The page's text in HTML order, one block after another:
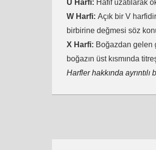
Û Harfi: Hafif uzatılarak
W Harfi: Açık bir V
birbirine değmesi söz
X Harfi: Boğazdan gelen
boğazın üst kısmında
Harfler hakkında ayrıntılı